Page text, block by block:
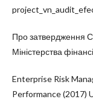
Про затвердження
Міністерства
Enterprise Risk
Performance (2017)